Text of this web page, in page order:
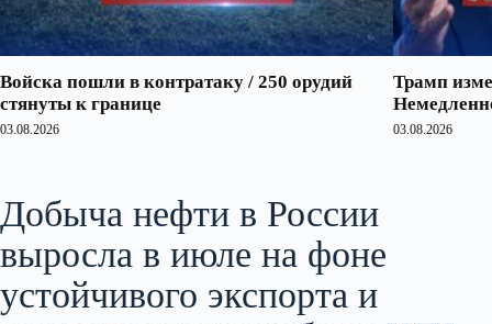
Войска пошли в контратаку / 250 орудий
стянуты к границе
03.08.2026
Трамп
03.08.2026
Добыча нефти в России
выросла в июле на фоне
устойчивого экспорта и